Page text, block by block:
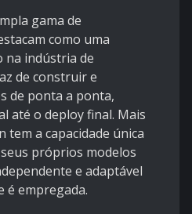
gama de
como uma
na indústria de
de construir e
de ponta a ponta,
até o deploy final. Mais
tem a capacidade única
próprios modelos
e adaptável
é empregada.